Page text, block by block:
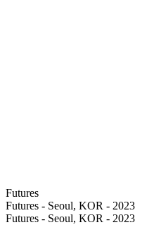
Futures
Futures - Seoul, KOR - 2023
Futures - Seoul, KOR - 2023